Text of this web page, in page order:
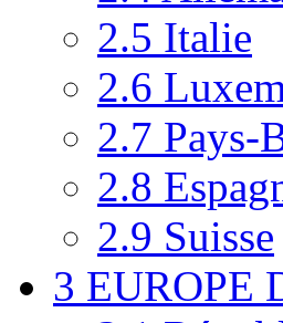
2.5 Italie
2.6
2.7 Pays-
2.8
2.9 Suisse
3 EUROPE